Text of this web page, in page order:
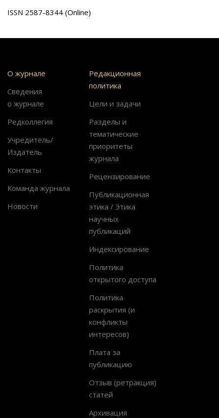
ISSN 2587-8344 (Online)
О журнале
Сведения
о журнале
Редколлегия
Учредитель/
Издатель
Контакты
Команда журнала
Новости
Редакционная
политика
Цели и задачи
Разделы и
тематические
приоритеты
журнала
Рецензирование
Публикационная
этика / Этика
научных
публикаций
Индексирование
Политика
открытого доступа
Политика
раскрытия (и
конфликты
интересов)
Плата за
публикацию
Отзыв (ретракция)
статей
Архивация